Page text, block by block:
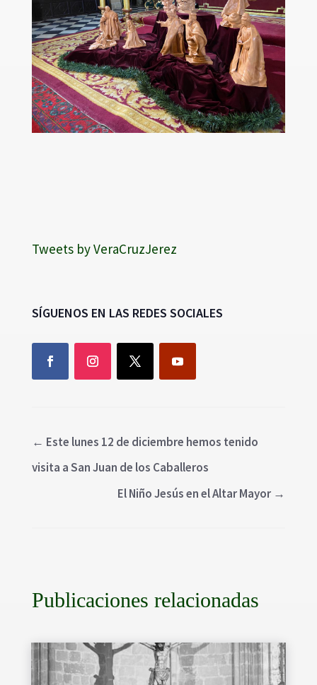
Tweets by VeraCruzJerez
SÍGUENOS EN LAS REDES SOCIALES
← Este lunes 12 de diciembre hemos tenido
visita a San Juan de los Caballeros
El Niño Jesús en el Altar Mayor →
Publicaciones relacionadas